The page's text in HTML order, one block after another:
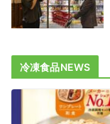
冷凍食品NEWS